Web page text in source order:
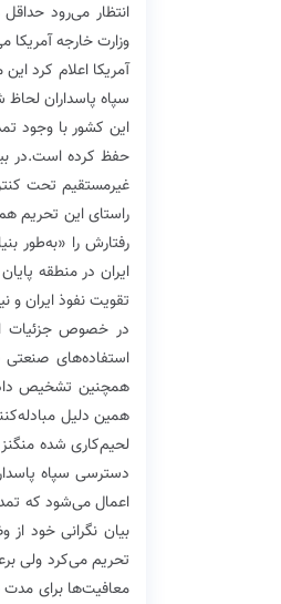
انتظار می‌رود
وزارت خارجه
آمریکا اعلام کرد
سپاه پاسداران
این کشور با وجود
حفظ کرده است.در
غیرمستقیم تحت
راستای این تحریم
رفتارش را «به‌طور
ایران در منطقه
تقویت نفوذ ایران
در خصوص جزئیات
استفاده‌های
همچنین تشخیص
همین دلیل
لحیم‌کاری شده
دسترسی سپاه
اعمال می‌شود که
بیان نگرانی خود
تحریم می‌کرد ولی